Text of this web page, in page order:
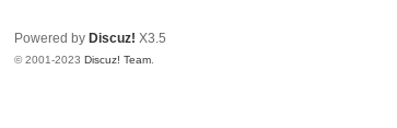
速
Powered by Discuz! X3.5
© 2001-2023Discuz! Team